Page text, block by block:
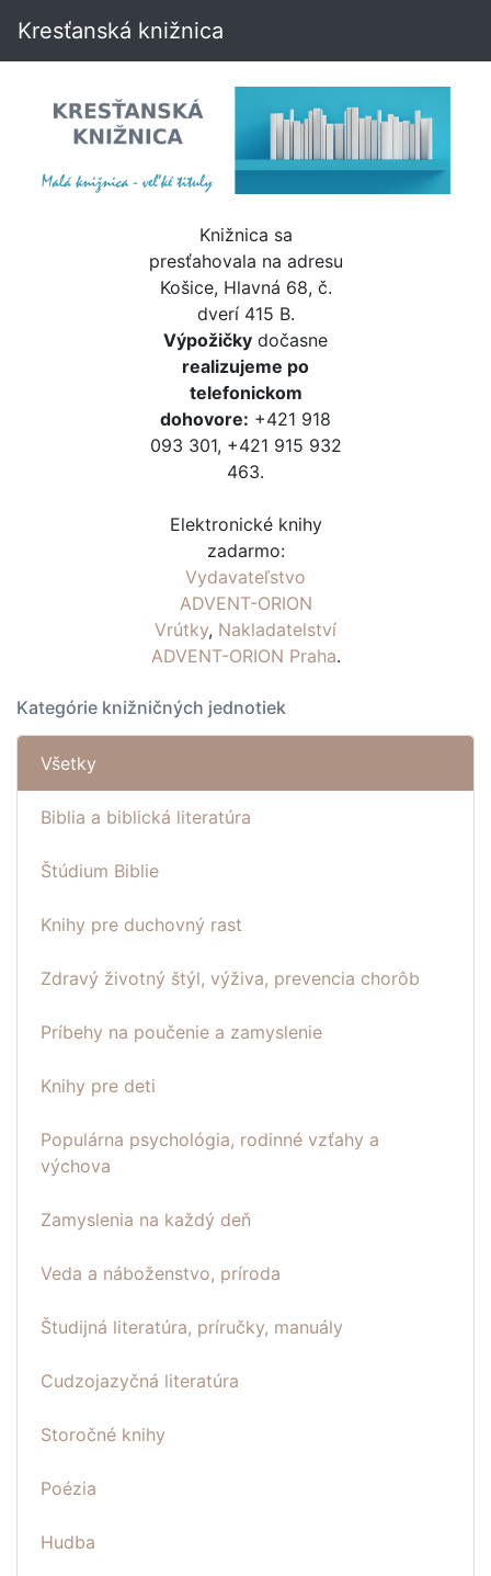
Kresťanská knižnica
Knižnica sa
presťahovala na adresu
Košice, Hlavná 68, č.
dverí 415 B.
Výpožičky dočasne
realizujeme po
telefonickom
dohovore: +421 918
093 301, +421 915 932
463.
Elektronické knihy
zadarmo:
Vydavateľstvo
ADVENT-ORION
Vrútky, Nakladatelství
ADVENT-ORION Praha.
Kategórie knižničných jednotiek
Všetky
Biblia a biblická literatúra
Štúdium Biblie
Knihy pre duchovný rast
Zdravý životný štýl, výživa, prevencia chorôb
Príbehy na poučenie a zamyslenie
Knihy pre deti
Populárna psychológia, rodinné vzťahy a
výchova
Zamyslenia na každý deň
Veda a náboženstvo, príroda
Študijná literatúra, príručky, manuály
Cudzojazyčná literatúra
Storočné knihy
Poézia
Hudba